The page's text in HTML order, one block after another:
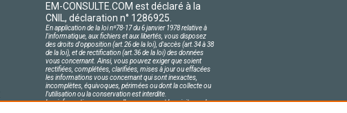
EM-CONSULTE.COM est déclaré à la
CNIL, déclaration n° 1286925.
En application de la loi nº78-17 du 6 janvier 1978 relative à
l'informatique, aux fichiers et aux libertés, vous disposez
des droits d'opposition (art.26 de la loi), d'accès (art.34 à 38
de la loi), et de rectification (art.36 de la loi) des données
vous concernant. Ainsi, vous pouvez exiger que soient
rectifiées, complétées, clarifiées, mises à jour ou effacées
les informations vous concernant qui sont inexactes,
incomplètes, équivoques, périmées ou dont la collecte ou
l'utilisation ou la conservation est interdite.
Les informations personnelles concernant les visiteurs de